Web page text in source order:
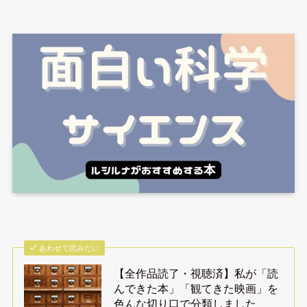
あわせて読みたい
【全作品読了・視聴済】私が「読
んできた本」「観てきた映画」を
色んな切り口で分類しました